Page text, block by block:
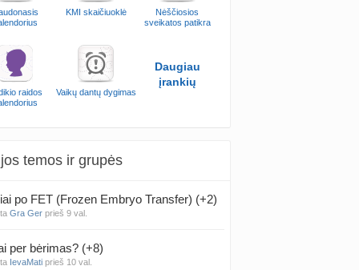
KMI skaičiuoklė
Nėščiosios
sveikatos patikra
raidos
Vaikų dantų dygimas
Daugiau
įrankių
temos ir grupės
po FET (Frozen Embryo Transfer) (+2)
Gra Ger prieš 9 val.
per bėrimas? (+8)
IevaMati prieš 10 val.